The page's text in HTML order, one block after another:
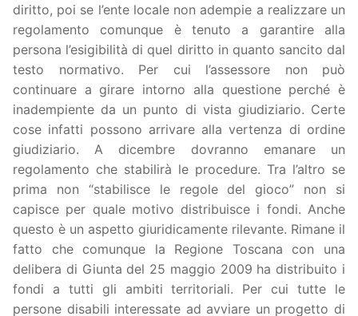
diritto, poi se l’ente locale non adempie a realizzare un
regolamento comunque è tenuto a garantire alla
persona l’esigibilità di quel diritto in quanto sancito dal
testo normativo. Per cui l’assessore non può
continuare a girare intorno alla questione perché è
inadempiente da un punto di vista giudiziario. Certe
cose infatti possono arrivare alla vertenza di ordine
giudiziario. A dicembre dovranno emanare un
regolamento che stabilirà le procedure. Tra l’altro se
prima non “stabilisce le regole del gioco” non si
capisce per quale motivo distribuisce i fondi. Anche
questo è un aspetto giuridicamente rilevante. Rimane il
fatto che comunque la Regione Toscana con una
delibera di Giunta del 25 maggio 2009 ha distribuito i
fondi a tutti gli ambiti territoriali. Per cui tutte le
persone disabili interessate ad avviare un progetto di